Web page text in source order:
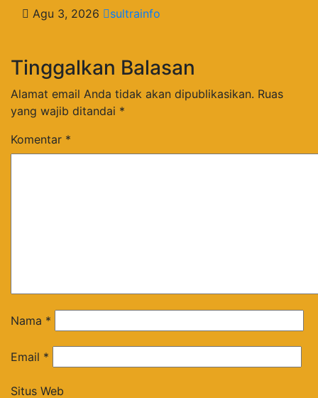
Agu 3, 2026 sultrainfo
Tinggalkan Balasan
Alamat email Anda tidak akan dipublikasikan. Ruas
yang wajib ditandai *
Komentar *
Nama *
Email *
Situs Web